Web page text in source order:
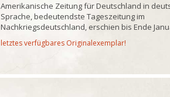
Amerikanische Zeitung für Deutschland in
Sprache, bedeutendste Tageszeitung im
Nachkriegsdeutschland, erschien bis Ende
letztes verfügbares Originalexemplar!